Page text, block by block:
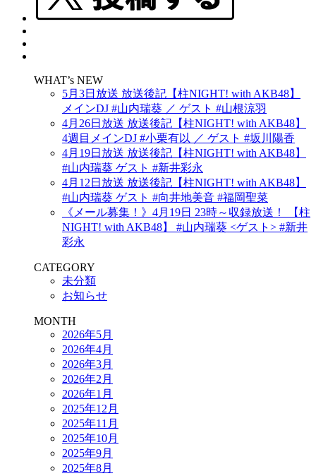
WHAT’s NEW
5月3日放送 放送後記【柱NIGHT! with AKB48】
メインDJ #山内瑞葵 ／ ゲスト #山根涼羽
4月26日放送 放送後記【柱NIGHT! with AKB48】
4週目メインDJ #小栗有以 ／ ゲスト #坂川陽香
4月19日放送 放送後記【柱NIGHT! with AKB48】
#山内瑞葵 ゲスト #新井彩永
4月12日放送 放送後記【柱NIGHT! with AKB48】
#山内瑞葵 ゲスト #向井地美音 #福岡聖菜
《メール募集！》4月19日 23時～収録放送！ 【柱
NIGHT! with AKB48】 #山内瑞葵 <ゲスト> #新井
彩永
CATEGORY
未分類
お知らせ
MONTH
2026年5月
2026年4月
2026年3月
2026年2月
2026年1月
2025年12月
2025年11月
2025年10月
2025年9月
2025年8月